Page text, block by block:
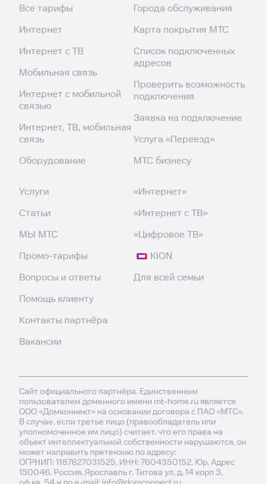
Все тарифы
Интернет
Интернет с ТВ
Мобильная связь
Интернет с мобильной
связью
Интернет, ТВ, мобильная
связь
Оборудование
Города обслуживания
Карта покрытия МТС
Список подключенных
адресов
Проверить возможность
подключения
Заявка на подключение
Услуга «Переезд»
МТС бизнесу
Услуги
Статьи
МЫ МТС
Промо-тарифы
Вопросы и ответы
Помощь клиенту
Контакты партнёра
Вакансии
«Интернет»
«Интернет с ТВ»
«Цифровое ТВ»
KION
Для всей семьи
Сайт официального партнёра. Единственным
пользователем доменного имени mt-home.ru является
ООО «Домконнект» на основании договора с ПАО «МТС».
В случае, если третье лицо (правообладатель или
уполномоченное им лицо) считает, что его права на
объект интеллектуальной собственности нарушаются, он
может направить претензию по адресу:
ОГРНИП: 1187627031525, ИНН: 7604350152, Юр. Адрес
150046, Россия, Ярославль г, Титова ул, д. 14 корп 3,